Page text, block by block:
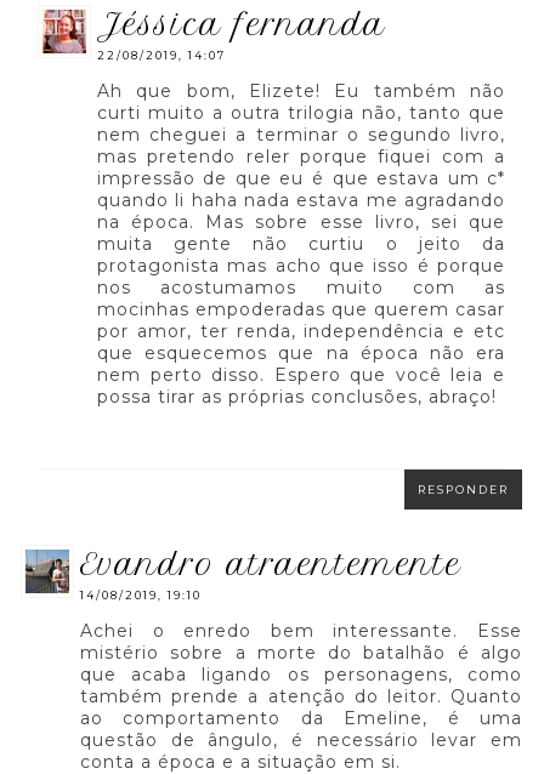
jéssica fernanda
22/08/2019, 14:07
Ah que bom, Elizete! Eu também não
curti muito a outra trilogia não, tanto que
nem cheguei a terminar o segundo livro,
mas pretendo reler porque fiquei com a
impressão de que eu é que estava um c*
quando li haha nada estava me agradando
na época. Mas sobre esse livro, sei que
muita gente não curtiu o jeito da
protagonista mas acho que isso é porque
nos acostumamos muito com as
mocinhas empoderadas que querem casar
por amor, ter renda, independência e etc
que esquecemos que na época não era
nem perto disso. Espero que você leia e
possa tirar as próprias conclusões, abraço!
RESPONDER
evandro atraentemente
14/08/2019, 19:10
Achei o enredo bem interessante. Esse
mistério sobre a morte do batalhão é algo
que acaba ligando os personagens, como
também prende a atenção do leitor. Quanto
ao comportamento da Emeline, é uma
questão de ângulo, é necessário levar em
conta a época e a situação em si.